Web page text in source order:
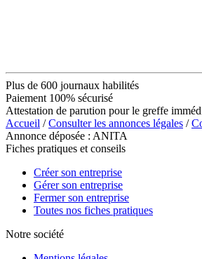
Plus de 600 journaux habilités
Paiement 100% sécurisé
Attestation de parution pour le greffe
Accueil /Consulter les annonces légales /
Annonce déposée : ANITA
Fiches pratiques et conseils
Créer son entreprise
Gérer son entreprise
Fermer son entreprise
Toutes nos fiches pratiques
Notre société